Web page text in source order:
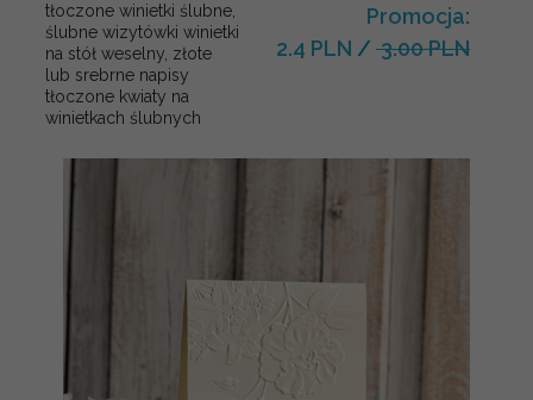
tłoczone winietki ślubne,
ślubne wizytówki winietki
na stół weselny, złote
lub srebrne napisy
tłoczone kwiaty na
winietkach ślubnych
Promocja:
2.4 PLN / 3.00 PLN